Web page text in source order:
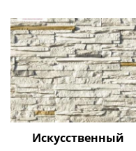
Искусственный